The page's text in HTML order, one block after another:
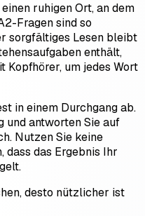
ruhigen Ort, an dem
Fragen sind so
sorgfältiges Lesen bleibt
enthält,
Kopfhörer, um jedes Wort
in einem Durchgang ab.
und antworten Sie auf
Nutzen Sie keine
dass das Ergebnis Ihr
desto nützlicher ist